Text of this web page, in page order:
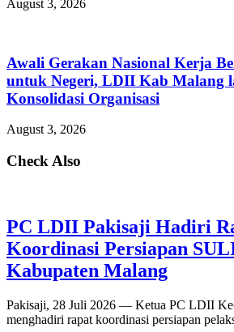
August 3, 2026
Awali Gerakan Nasional Kerja
untuk Negeri, LDII Kab Malang
Konsolidasi Organisasi
August 3, 2026
Check Also
PC LDII Pakisaji Hadiri
Koordinasi Persiapan
Kabupaten Malang
Pakisaji, 28 Juli 2026 — Ketua PC LDII
menghadiri rapat koordinasi persiapan